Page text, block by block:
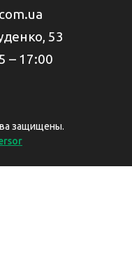
53
– 17:00
защищены.